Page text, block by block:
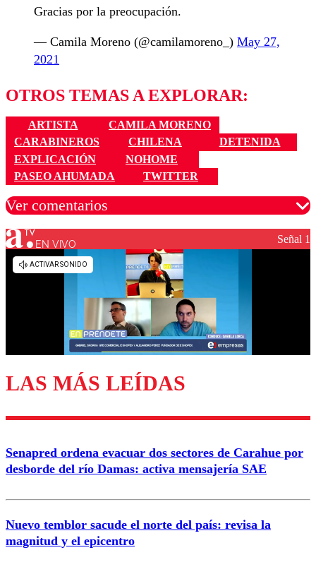
Gracias por la preocupación.
— Camila Moreno (@camilamoreno_) May 27,
2021
OTROS TEMAS A EXPLORAR:
ARTISTA
CAMILA MORENO
CARABINEROS
CHILENA
DETENIDA
EXPLICACIÓN
NOHOME
PASEO AHUMADA
TWITTER
Ver comentarios
Los comentarios son moderados para garantizar un
diálogo respetuoso.
Enviar comentario
EN VIVO Señal 1
LAS MÁS LEÍDAS
Senapred ordena evacuar dos sectores de Carahue por
desborde del río Damas: activa mensajería SAE
Nuevo temblor sacude el norte del país: revisa la
magnitud y el epicentro